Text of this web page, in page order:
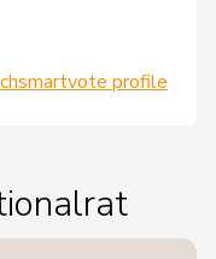
smartvote profile